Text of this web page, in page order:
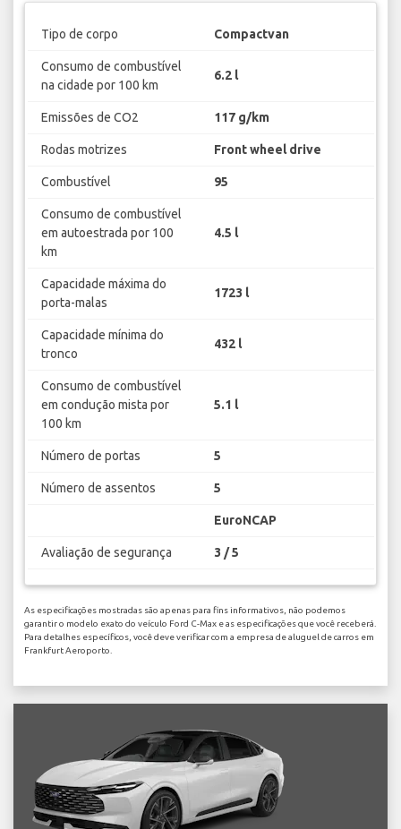
Tipo de corpo Compactvan
Consumo de combustível
na cidade por 100 km
6.2 l
Emissões de CO2 117 g/km
Rodas motrizes Front wheel drive
Combustível 95
Consumo de combustível
em autoestrada por 100
km
4.5 l
Capacidade máxima do
porta-malas
1723 l
Capacidade mínima do
tronco
432 l
Consumo de combustível
em condução mista por
100 km
5.1 l
Número de portas 5
Número de assentos 5
EuroNCAP
Avaliação de segurança 3 / 5
As especificações mostradas são apenas para fins informativos, não podemos
garantir o modelo exato do veículo Ford C-Max e as especificações que você receberá.
Para detalhes específicos, você deve verificar com a empresa de aluguel de carros em
Frankfurt Aeroporto.